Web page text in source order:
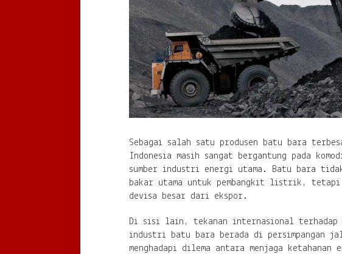
Sebagai salah satu produsen batu bara
Indonesia masih sangat bergantung pada
sumber industri energi utama. Batu bara
bakar utama untuk pembangkit listrik, tetapi
devisa besar dari ekspor.
Di sisi lain, tekanan internasional terhadap
industri batu bara berada di persimpangan
menghadapi dilema antara menjaga ketahanan